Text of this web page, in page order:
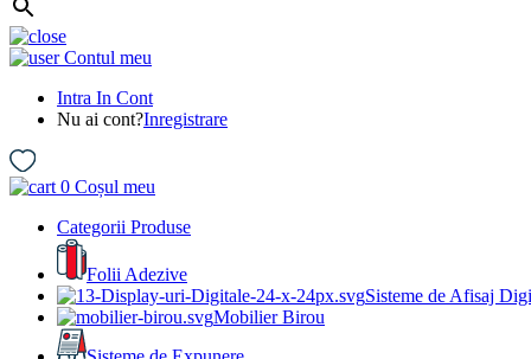
Contul meu
Intra In Cont
Nu ai cont?Inregistrare
0 Coșul meu
Categorii Produse
Folii Adezive
Sisteme de Afisaj
Mobilier Birou